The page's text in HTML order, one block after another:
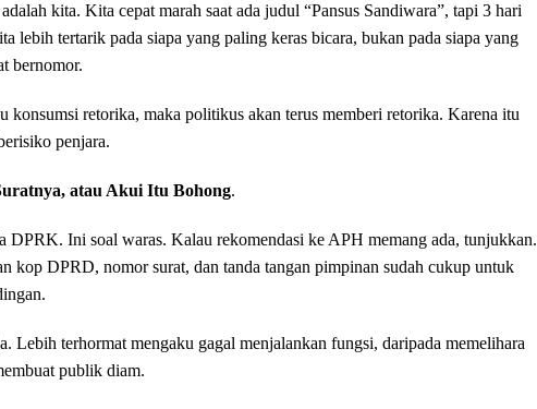
kita. Kita cepat marah saat ada judul “Pansus Sandiwara”, tapi 3 hari
lebih tertarik pada siapa yang paling keras bicara, bukan pada siapa yang
bernomor.
konsumsi retorika, maka politikus akan terus memberi retorika. Karena itu
penjara.
atau Akui Itu Bohong.
DPRK. Ini soal waras. Kalau rekomendasi ke APH memang ada, tunjukkan.
kop DPRD, nomor surat, dan tanda tangan pimpinan sudah cukup untuk
Lebih terhormat mengaku gagal menjalankan fungsi, daripada memelihara
publik diam.